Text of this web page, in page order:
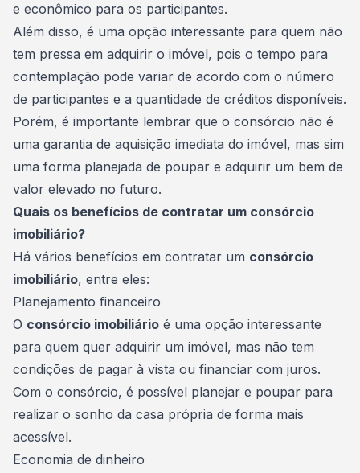
e econômico para os participantes.
Além disso, é uma opção interessante para quem não
tem pressa em adquirir o imóvel, pois o tempo para
contemplação pode variar de acordo com o número
de participantes e a quantidade de créditos disponíveis.
Porém, é importante lembrar que o consórcio não é
uma garantia de aquisição imediata do imóvel, mas sim
uma forma planejada de poupar e adquirir um bem de
valor elevado no futuro.
Quais os benefícios de contratar um consórcio
imobiliário?
Há vários benefícios em contratar um consórcio
imobiliário, entre eles:
Planejamento financeiro
O consórcio imobiliário é uma opção interessante
para quem quer adquirir um imóvel, mas não tem
condições de pagar à vista ou financiar com juros.
Com o consórcio, é possível planejar e poupar para
realizar o sonho da casa própria de forma mais
acessível.
Economia de dinheiro